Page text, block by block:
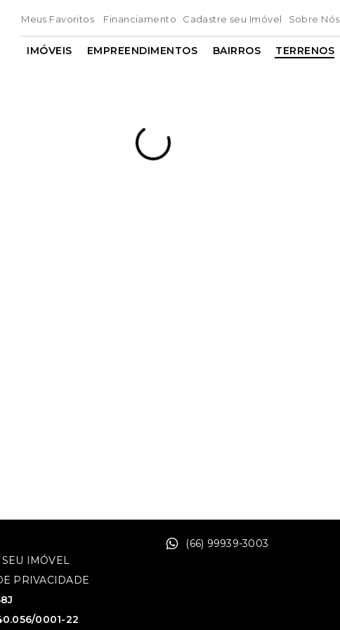
Meus Favoritos Financiamento Cadastre seu Imóvel Sobre Nós
IMÓVEIS EMPREENDIMENTOS BAIRROS TERRENOS
SEU IMÓVEL
PRIVACIDADE
0001-22
(66) 99939-3003